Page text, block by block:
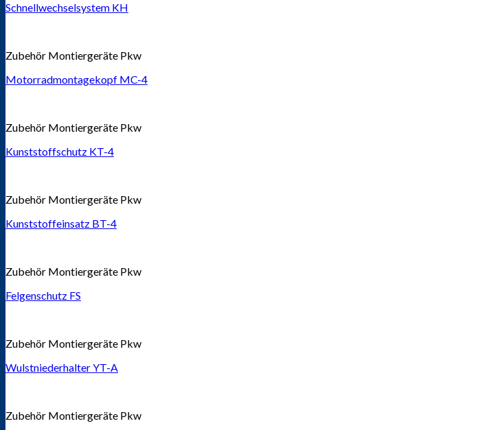
Schnellwechselsystem KH
Zubehör Montiergeräte Pkw
Motorradmontagekopf MC-4
Zubehör Montiergeräte Pkw
Kunststoffschutz KT-4
Zubehör Montiergeräte Pkw
Kunststoffeinsatz BT-4
Zubehör Montiergeräte Pkw
Felgenschutz FS
Zubehör Montiergeräte Pkw
Wulstniederhalter YT-A
Zubehör Montiergeräte Pkw